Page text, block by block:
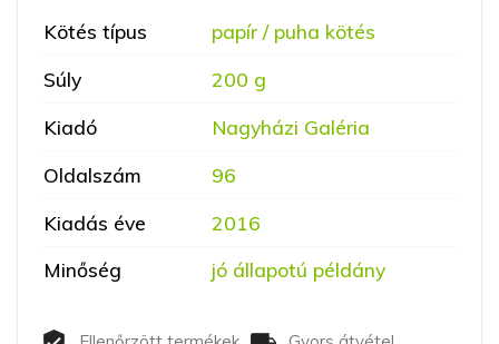
Kötés típus
papír / puha kötés
Súly
200 g
Kiadó
Nagyházi Galéria
Oldalszám
96
Kiadás éve
2016
Minőség
jó állapotú példány